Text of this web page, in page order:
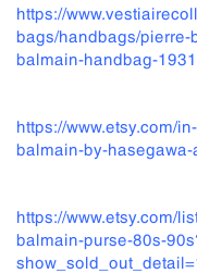
https://
bags/handbags/
balmain-handbag-
https://www.etsy.com/
balmain-by-hasegawa-
https://www.etsy.com/
balmain-purse-80s-